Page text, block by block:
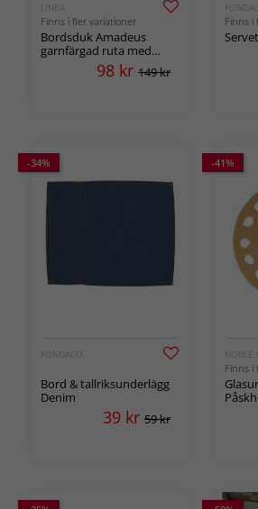
LINEA
Finns i fler variationer
Bordsduk Amadeus
garnfärgad ruta med
bäckebölja effekt
98 kr 149 kr
Finns i
-34%
FONDACO
Bord & tallriksunderlägg
Denim
39 kr 59 kr
-41%
NOBLE
Finns i